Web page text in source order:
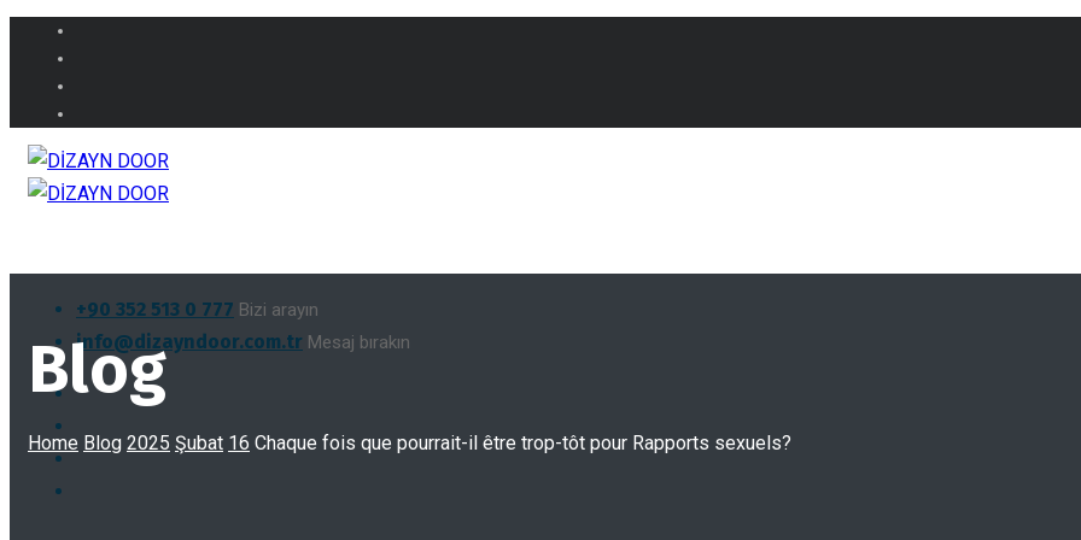
+90 352 513 0 777 Bizi arayın
info@dizayndoor.com.tr Mesaj bırakın
Blog
Home Blog 2025 Şubat 16 Chaque fois que pourrait-il être trop-tôt pour Rapports sexuels?